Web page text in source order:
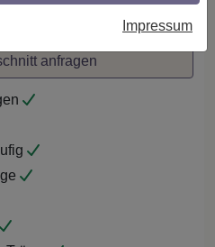
anfragen
Impressum